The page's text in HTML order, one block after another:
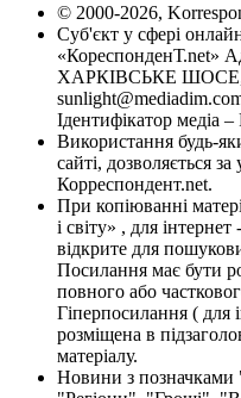
© 2000-2026,
Суб'єкт у сфері
«КореспонденТ.net»
ХАРКІВСЬКЕ ШОСЕ,
Ідентифікатор медіа
Використання будь-
сайті, дозволяється
Корреспондент.net.
При копіюванні
і світу» , для
відкрите для
Посилання має бути
повного або
Гіперпосилання ( для
розміщена в
матеріалу.
Новини з